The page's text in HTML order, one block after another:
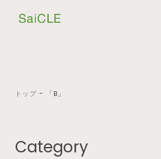
トップ − 「B」
Category